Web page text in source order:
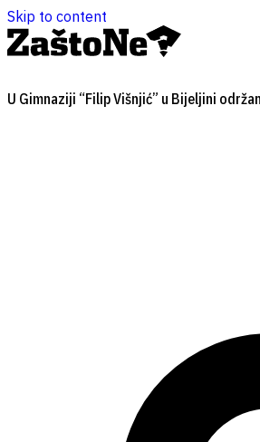
Skip to content
U Gimnaziji “Filip Višnjić” u Bijeljini